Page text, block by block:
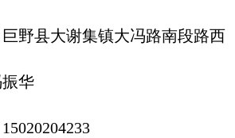
巨野县大谢集镇大冯路南段路西
华
15020204233